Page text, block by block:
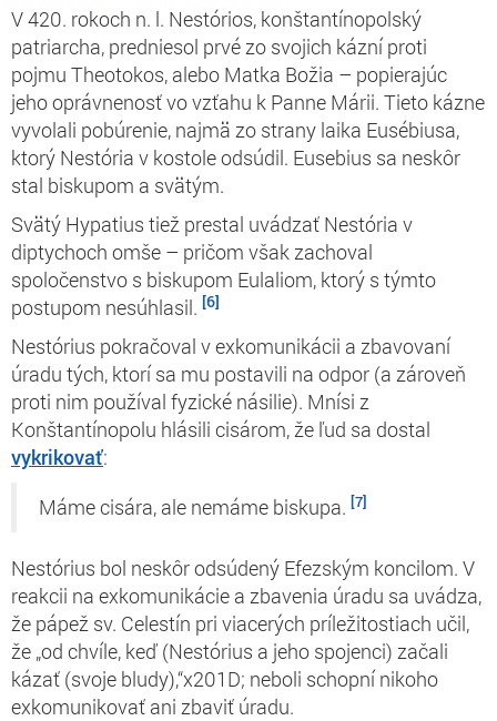
V 420. rokoch n. l. Nestórios, konštantínopolský
patriarcha, predniesol prvé zo svojich kázní proti
pojmu Theotokos, alebo Matka Božia – popierajúc
jeho oprávnenosť vo vzťahu k Panne Márii. Tieto kázne
vyvolali pobúrenie, najmä zo strany laika Eusébiusa,
ktorý Nestória v kostole odsúdil. Eusebius sa neskôr
stal biskupom a svätým.
Svätý Hypatius tiež prestal uvádzať Nestória v
diptychoch omše – pričom však zachoval
spoločenstvo s biskupom Eulaliom, ktorý s týmto
postupom nesúhlasil. [6]
Nestórius pokračoval v exkomunikácii a zbavovaní
úradu tých, ktorí sa mu postavili na odpor (a zároveň
proti nim používal fyzické násilie). Mnísi z
Konštantínopolu hlásili cisárom, že ľud sa dostal
vykrikovať:
Máme cisára, ale nemáme biskupa. [7]
Nestórius bol neskôr odsúdený Efezským koncilom. V
reakcii na exkomunikácie a zbavenia úradu sa uvádza,
že pápež sv. Celestín pri viacerých príležitostiach učil,
že „od chvíle, keď (Nestórius a jeho spojenci) začali
kázať (svoje bludy),“x201D; neboli schopnínikoho
exkomunikovať ani zbaviť úradu.